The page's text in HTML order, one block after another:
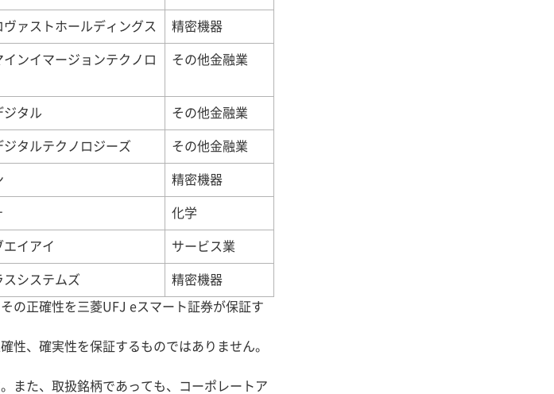
ヴァストホールディングス 精密機器
インイマージョンテクノロ
その他金融業
ジタル その他金融業
ジタルテクノロジーズ その他金融業
精密機器
化学
エイアイ サービス業
スシステムズ 精密機器
の正確性を三菱UFJ eスマート証券が保証す
性、確実性を保証するものではありません。
また、取扱銘柄であっても、コーポレートア